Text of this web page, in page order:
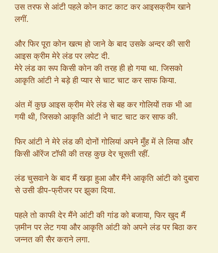
उस तरफ से आंटी पहले कोन काट काट कर आइसक्रीम खाने
लगीं.
और फिर पूरा कोन खत्म हो जाने के बाद उसके अन्दर की सारी
आइस क्रीम मेरे लंड पर लपेट दी.
मेरे लंड का रूप किसी कोन की तरह ही हो गया था. जिसको
आकृति आंटी ने बड़े ही प्यार से चाट चाट कर साफ किया.
अंत में कुछ आइस क्रीम मेरे लंड से बह कर गोलियों तक भी आ
गयी थी, जिसको आकृति आंटी ने चाट चाट कर साफ की.
फिर आंटी ने मेरे लंड की दोनों गोलियां अपने मुँह में ले लिया और
किसी ऑरेंज टॉफी की तरह कुछ देर चूसती रहीं.
लंड चुसवाने के बाद मैं खड़ा हुआ और मैंने आकृति आंटी को दुबारा
से उसी डीप-फ्रीजर पर झुका दिया.
पहले तो काफी देर मैंने आंटी की गांड को बजाया, फिर खुद मैं
ज़मीन पर लेट गया और आकृति आंटी को अपने लंड पर बिठा कर
जन्नत की सैर कराने लगा.